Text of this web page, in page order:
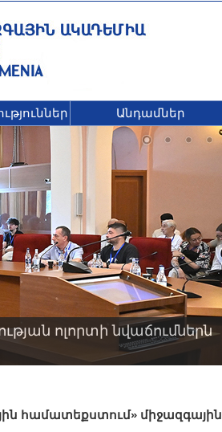
Անդամներ
ոլորտի նվաճումներն
համատեքստում» միջազգային